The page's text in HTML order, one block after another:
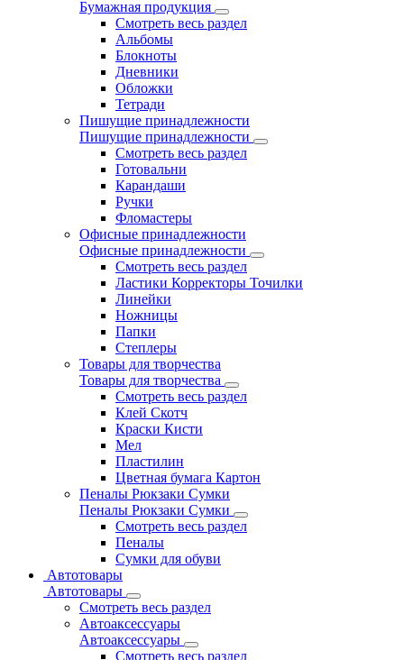
Бумажная продукция
Смотреть весь раздел
Альбомы
Блокноты
Дневники
Обложки
Тетради
Пишущие принадлежности
Пишущие принадлежности
Смотреть весь раздел
Готовальни
Карандаши
Ручки
Фломастеры
Офисные принадлежности
Офисные принадлежности
Смотреть весь раздел
Ластики Корректоры Точилки
Линейки
Ножницы
Папки
Степлеры
Товары для творчества
Товары для творчества
Смотреть весь раздел
Клей Скотч
Краски Кисти
Мел
Пластилин
Цветная бумага Картон
Пеналы Рюкзаки Сумки
Пеналы Рюкзаки Сумки
Смотреть весь раздел
Пеналы
Сумки для обуви
Автотовары
Автотовары
Смотреть весь раздел
Автоаксессуары
Автоаксессуары
Смотреть весь раздел